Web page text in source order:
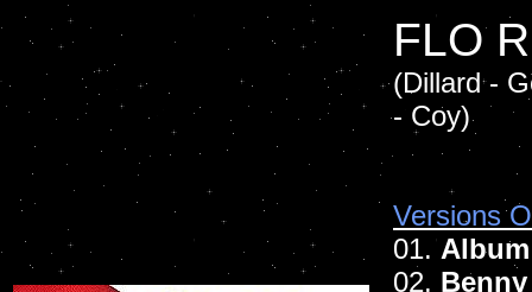
FLO
(Dillard -
- Coy)
Versions
01.
02.